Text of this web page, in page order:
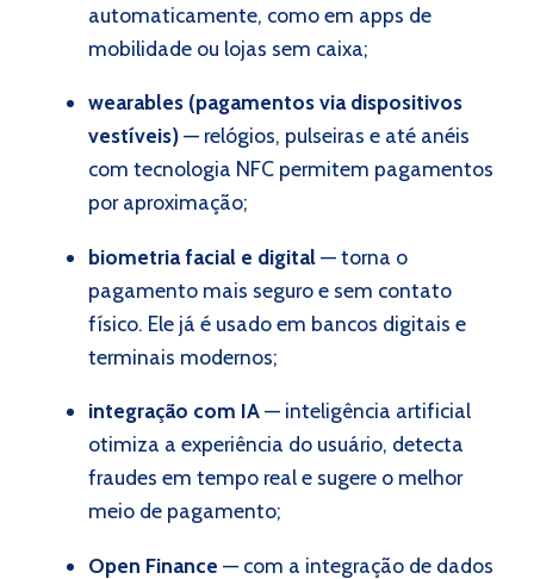
automaticamente, como em apps de
mobilidade ou lojas sem caixa;
wearables (pagamentos via dispositivos
vestíveis)— relógios, pulseiras e até anéis
com tecnologia NFC permitem pagamentos
por aproximação;
biometria facial e digital— torna o
pagamento mais seguro e sem contato
físico. Ele já é usado em bancos digitais e
terminais modernos;
integração com IA— inteligência artificial
otimiza a experiência do usuário, detecta
fraudes em tempo real e sugere o melhor
meio de pagamento;
Open Finance — com a integração de dados